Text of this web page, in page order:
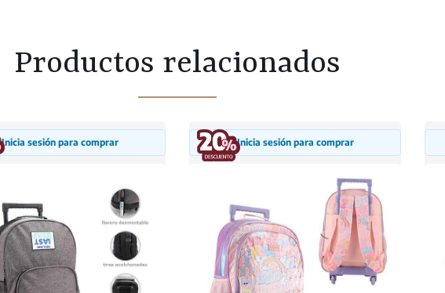
Productos relacionados
Inicia sesión para comprar Inicia sesión para comprar